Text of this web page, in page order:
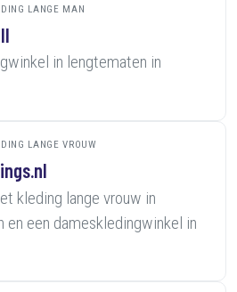
LANGE MAN
in lengtematen in
LANGE VROUW
kleding lange vrouw in
en een dameskledingwinkel in